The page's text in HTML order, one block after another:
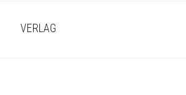
VERLAG